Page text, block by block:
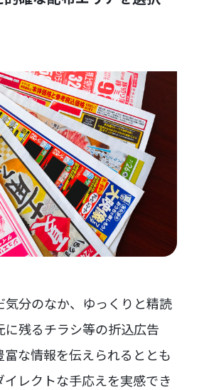
気分のなか、ゆっくりと精読
に残るチラシ等の折込広告
な情報を伝えられるととも
レクトな手応えを実感でき